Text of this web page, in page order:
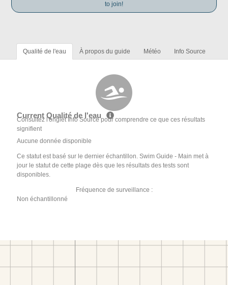
to join!
Qualité de l'eau À propos du guide Météo Info Source
Current Qualité de l'eau
Consultez l'onglet Info Source pour comprendre ce que ces résultats
signifient
Aucune donnée disponible
Ce statut est basé sur le dernier échantillon. Swim Guide - Main met à
jour le statut de cette plage dès que les résultats des tests sont
disponibles.
Fréquence de surveillance :
Non échantillonné